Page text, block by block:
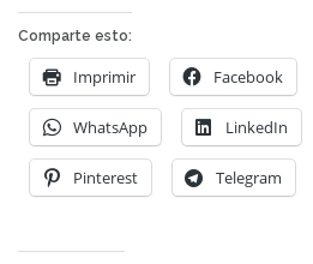
Comparte esto:
Imprimir Facebook
WhatsApp LinkedIn
Pinterest Telegram